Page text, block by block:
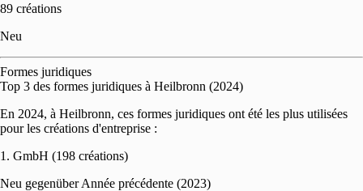
89 créations
Neu
Formes juridiques
Top 3 des formes juridiques à Heilbronn (2024)
En 2024, à Heilbronn, ces formes juridiques ont été les plus utilisées
pour les créations d'entreprise :
1. GmbH (198 créations)
Neu gegenüber Année précédente (2023)